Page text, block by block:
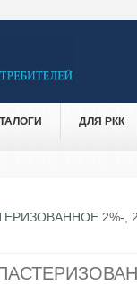
ДЛЯ РКК
2%-,